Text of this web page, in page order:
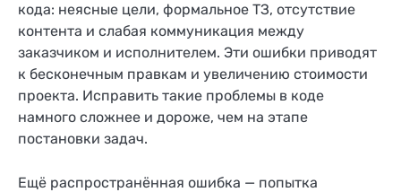
кода: неясные цели, формальное ТЗ, отсутствие
контента и слабая коммуникация между
заказчиком и исполнителем. Эти ошибки приводят
к бесконечным правкам и увеличению стоимости
проекта. Исправить такие проблемы в коде
намного сложнее и дороже, чем на этапе
постановки задач.
Ещё распространённая ошибка — попытка